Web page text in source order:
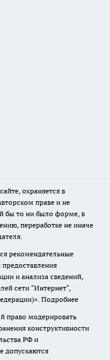
охраняется в
праве и не
бы то ни было форме, в
переработке не иначе
рекомендательные
и анализа сведений,
сети "Интернет",
Подробнее
право модерировать
конструктивности
РФ и
допускаются